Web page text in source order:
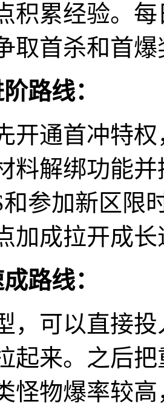
积累经验。
取首杀和首
路线：
开通首冲特
料解绑功能
和参加新区限
加成拉开成长
路线：
，可以直接
起来。之后
怪物爆率较